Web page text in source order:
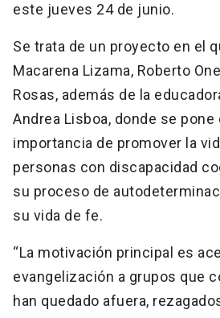
este jueves 24 de junio.
Se trata de un proyecto en el
Macarena Lizama, Roberto
Rosas, además de la
Andrea Lisboa, donde se
importancia de promover la
personas con discapacidad
su proceso de
su vida de fe.
“La motivación principal es
evangelización a grupos que
han quedado afuera,